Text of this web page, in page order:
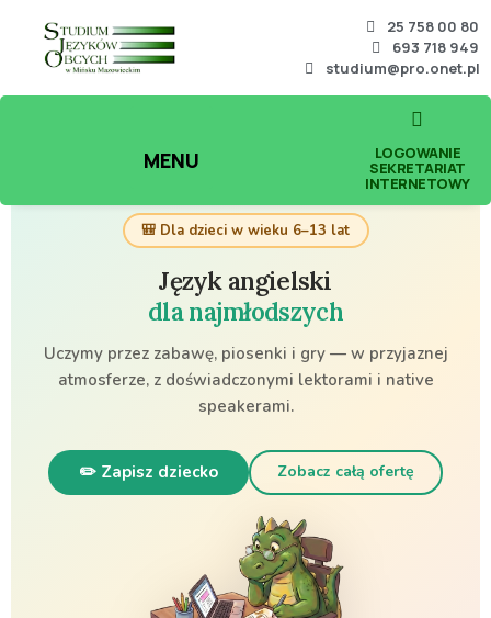
25 758 00 80
693 718 949
studium@pro.onet.pl
MENU LOGOWANIE
SEKRETARIAT
INTERNETOWY
🎒 Dla dzieci w wieku 6–13 lat
Język angielski
dla najmłodszych
Uczymy przez zabawę, piosenki i gry — w przyjaznej
atmosferze, z doświadczonymi lektorami i native
speakerami.
✏️ Zapisz dziecko Zobacz całą ofertę